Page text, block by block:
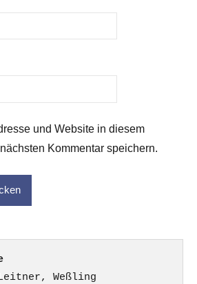
und Website in diesem
Kommentar speichern.